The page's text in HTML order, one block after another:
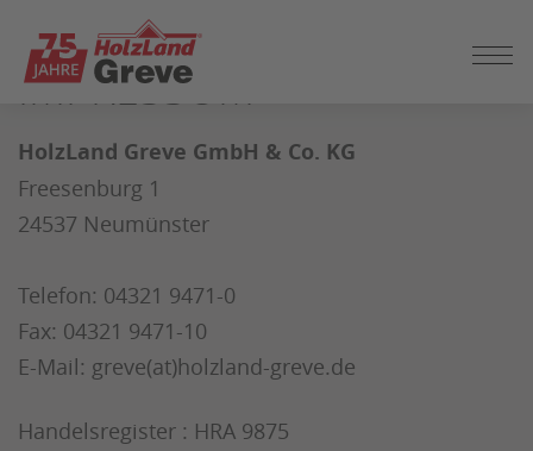
SEITENINHALT
SPRINGEN
IMPRESSUM
HolzLand Greve GmbH & Co. KG
Freesenburg 1
24537 Neumünster
Telefon: 04321 9471-0
Fax: 04321 9471-10
E-Mail: greve(at)holzland-greve.de
Handelsregister : HRA 9875